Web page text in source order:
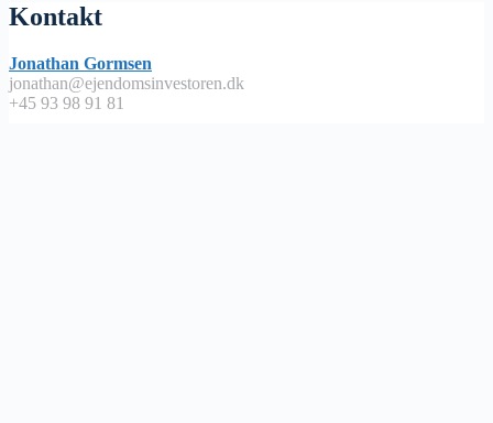
Kontakt
Jonathan Gormsen
jonathan@ejendomsinvestoren.dk
+45 93 98 91 81